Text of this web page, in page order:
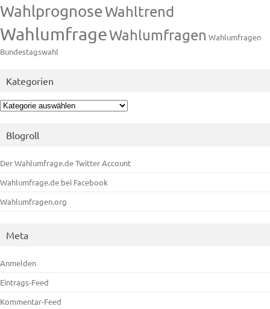
WahlprognoseWahltrend
WahlumfrageWahlumfragen Wahlumfragen
Bundestagswahl
Kategorien
Kategorien
Blogroll
Der Wahlumfrage.de Twitter Account
Wahlumfrage.de bei Facebook
Wahlumfragen.org
Meta
Anmelden
Eintrags-Feed
Kommentar-Feed